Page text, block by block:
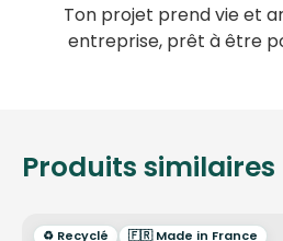
Ton projet prend vie et
entreprise, prêt à être
Produits similaires
♻️ Recyclé 🇫🇷 Made in France